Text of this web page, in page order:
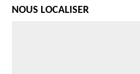
NOUS LOCALISER